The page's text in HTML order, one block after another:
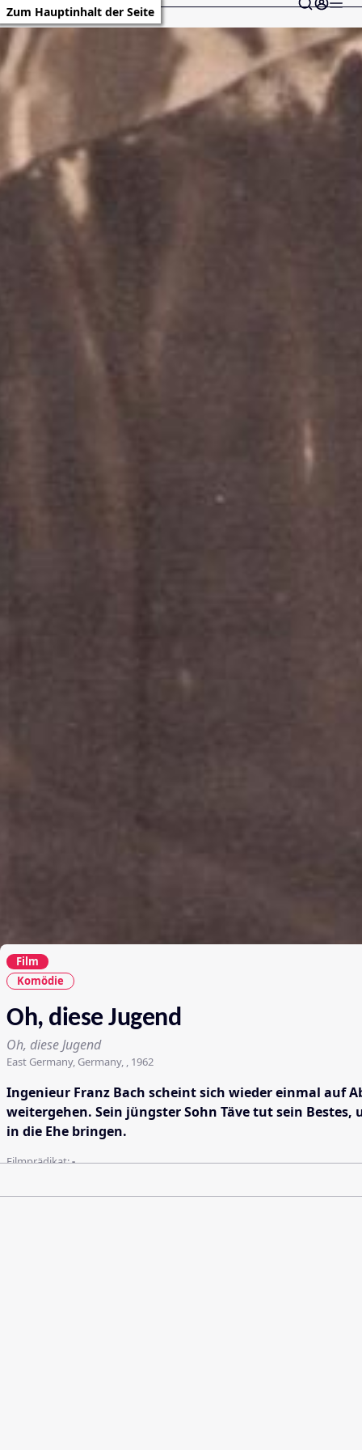
Zum Hauptinhalt der Seite
Film
Komödie
Oh, diese Jugend
Oh, diese Jugend
East Germany, Germany, , 1962
Ingenieur Franz Bach scheint sich wieder einmal auf
weitergehen. Sein jüngster Sohn Täve tut sein
in die Ehe bringen.
Filmprädikat:-